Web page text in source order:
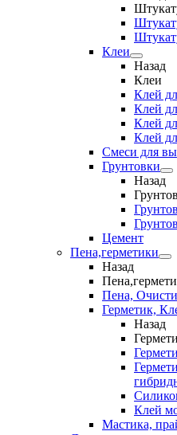
Клеи
Назад
Клеи
Клей
Клей
Клей
Клей
Смеси для
Грунтовки
Назад
Цемент
Пена,герметики
Назад
Пена,
Герметик,
Назад
Клей
Мастика,